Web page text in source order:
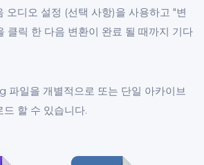
오디오 설정 (선택 사항)을 사용하고 "변
클릭 한 다음 변환이 완료 될 때까지 기다
파일을 개별적으로 또는 단일 아카이브
드 할 수 있습니다.